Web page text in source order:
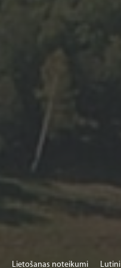
Lietošanas noteikumi Lutini